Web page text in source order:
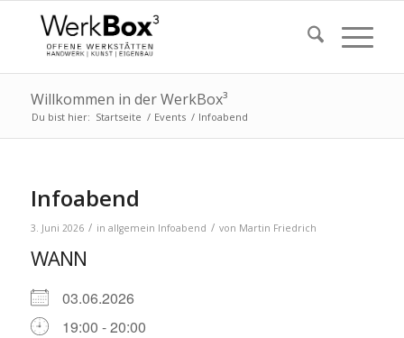
Willkommen in der WerkBox³
Du bist hier: Startseite / Events / Infoabend
Infoabend
3. Juni 2026 / in allgemein Infoabend / von Martin Friedrich
WANN
03.06.2026
19:00 - 20:00